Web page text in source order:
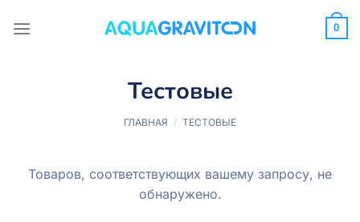
0
Тестовые
ГЛАВНАЯ / ТЕСТОВЫЕ
Товаров, соответствующих вашему запросу, не
обнаружено.